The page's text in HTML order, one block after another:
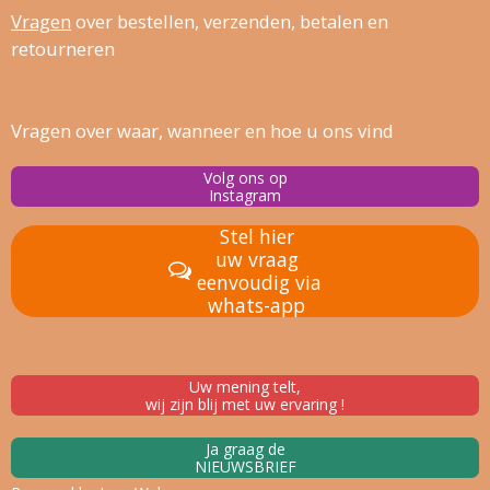
Vragen over bestellen, verzenden, betalen en
retourneren
Vragen over waar, wanneer en hoe u ons vind
Volg ons op
Instagram
Stel hier
uw vraag
eenvoudig via
whats-app
Uw mening telt,
wij zijn blij met uw ervaring !
Ja graag de
NIEUWSBRIEF